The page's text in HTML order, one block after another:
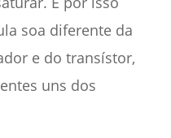
soa diferente da
e do transístor,
uns dos